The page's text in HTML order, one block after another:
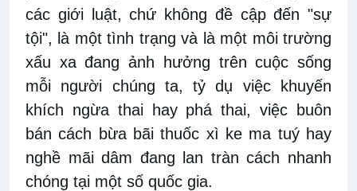
các giới luật, chứ không đề cập đến "sự
tội", là một tình trạng và là một môi trường
xấu xa đang ảnh hưởng trên cuộc sống
mỗi người chúng ta, tỷ dụ việc khuyến
khích ngừa thai hay phá thai, việc buôn
bán cách bừa bãi thuốc xì ke ma tuý hay
nghề mãi dâm đang lan tràn cách nhanh
chóng tại một số quốc gia.